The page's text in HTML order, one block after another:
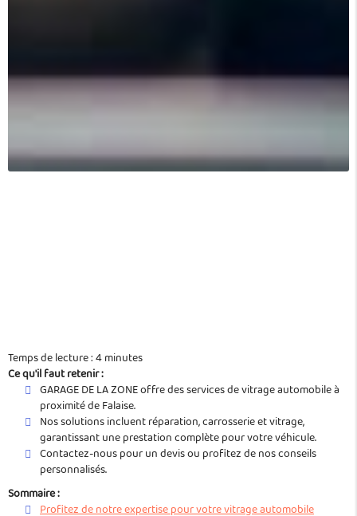
Temps de lecture : 4 minutes
Ce qu'il faut retenir :
GARAGE DE LA ZONE offre des services de vitrage automobile à
proximité de Falaise.
Nos solutions incluent réparation, carrosserie et vitrage,
garantissant une prestation complète pour votre véhicule.
Contactez-nous pour un devis ou profitez de nos conseils
personnalisés.
Sommaire :
Profitez de notre expertise pour votre vitrage automobile